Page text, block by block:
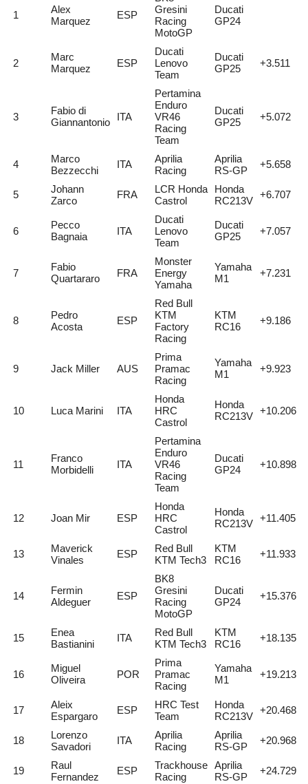
1
Alex
Marquez
ESP
Gresini
Racing
MotoGP
Ducati
GP24
2
Marc
Marquez
ESP
Ducati
Lenovo
Team
Ducati
GP25
+3.511
3
Fabio di
Giannantonio
ITA
Pertamina
Enduro
VR46
Racing
Team
Ducati
GP25
+5.072
4
Marco
Bezzecchi
ITA
Aprilia
Racing
Aprilia
RS-GP
+5.658
5
Johann
Zarco
FRA
LCR Honda
Castrol
Honda
RC213V
+6.707
6
Pecco
Bagnaia
ITA
Ducati
Lenovo
Team
Ducati
GP25
+7.057
7
Fabio
Quartararo
FRA
Monster
Energy
Yamaha
Yamaha
M1
+7.231
8
Pedro
Acosta
ESP
Red Bull
KTM
Factory
Racing
KTM
RC16
+9.186
9 Jack Miller AUS
Prima
Pramac
Racing
Yamaha
M1
+9.923
10 Luca Marini ITA
Honda
HRC
Castrol
Honda
RC213V +10.206
11
Franco
Morbidelli
ITA
Pertamina
Enduro
VR46
Racing
Team
Ducati
GP24
+10.898
12 Joan Mir ESP
Honda
HRC
Castrol
Honda
RC213V +11.405
13
Maverick
Vinales
ESP
Red Bull
KTM Tech3
KTM
RC16
+11.933
14
Fermin
Aldeguer
ESP
BK8
Gresini
Racing
MotoGP
Ducati
GP24
+15.376
15
Enea
Bastianini
ITA
Red Bull
KTM Tech3
KTM
RC16
+18.135
16
Miguel
Oliveira
POR
Prima
Pramac
Racing
Yamaha
M1
+19.213
17
Aleix
Espargaro
ESP
HRC Test
Team
Honda
RC213V
+20.468
18
Lorenzo
Savadori
ITA
Aprilia
Racing
Aprilia
RS-GP
+20.968
19
Raul
Fernandez
ESP
Trackhouse
Racing
Aprilia
RS-GP
+24.729